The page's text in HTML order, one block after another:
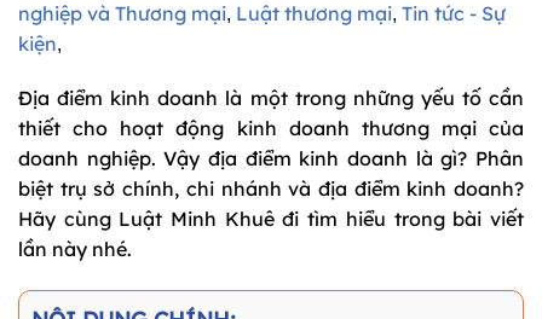
nghiệp và Thương mại, Luật thương mại, Tin tức - Sự
kiện,
Địa điểm kinh doanh là một trong những yếu tố cần
thiết cho hoạt động kinh doanh thương mại của
doanh nghiệp. Vậy địa điểm kinh doanh là gì? Phân
biệt trụ sở chính, chi nhánh và địa điểm kinh doanh?
Hãy cùng Luật Minh Khuê đi tìm hiểu trong bài viết
lần này nhé.